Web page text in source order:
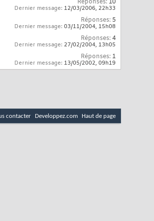
Réponses: 10
Dernier message: 12/03/2006, 22h33
Réponses: 5
Dernier message: 03/11/2004, 15h08
Réponses:4
Dernier message: 27/02/2004, 13h05
Réponses: 1
Dernier message: 13/05/2002, 09h19
contacter Developpez.com Haut de page